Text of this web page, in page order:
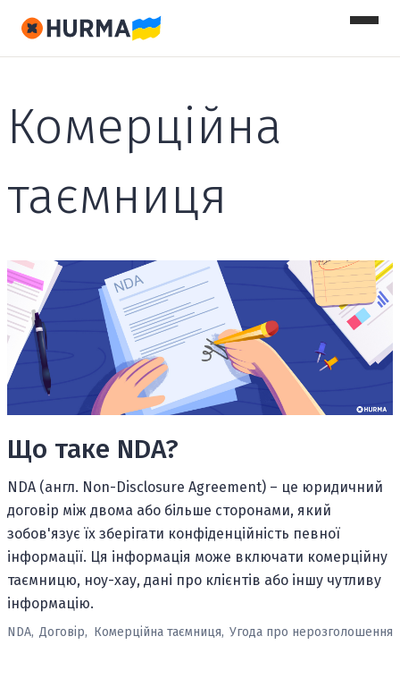
Комерційна
таємниця
Що таке NDA?
NDA (англ. Non-Disclosure Agreement) – це юридичний
договір між двома або більше сторонами, який
зобов'язує їх зберігати конфіденційність певної
інформації. Ця інформація може включати комерційну
таємницю, ноу-хау, дані про клієнтів або іншу чутливу
інформацію.
NDA, Договір, Комерційна таємниця, Угода про нерозголошення